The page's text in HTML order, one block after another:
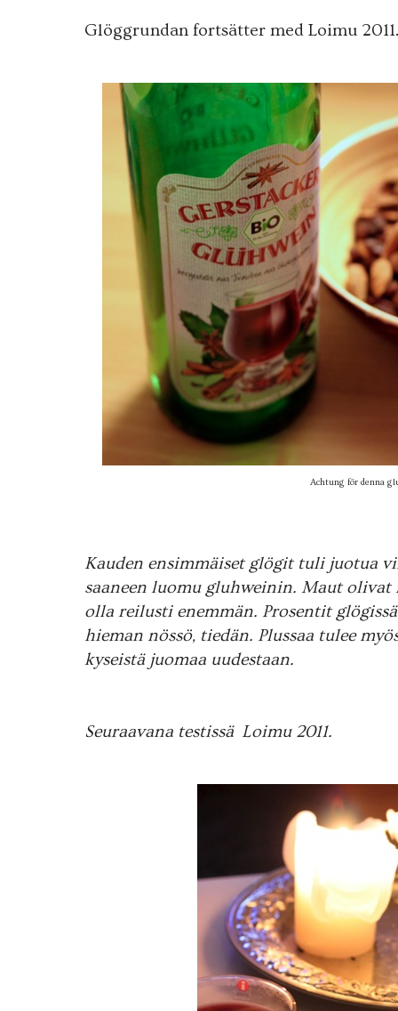
Glöggrundan fortsätter med Loimu 2011.
Achtung för denna
Kauden ensimmäiset glögit tuli juotua
saaneen luomu gluhweinin. Maut
olla reilusti enemmän. Prosentit
hieman nössö, tiedän. Plussaa tulee
kyseistä juomaa uudestaan.
Seuraavana testissä Loimu 2011.